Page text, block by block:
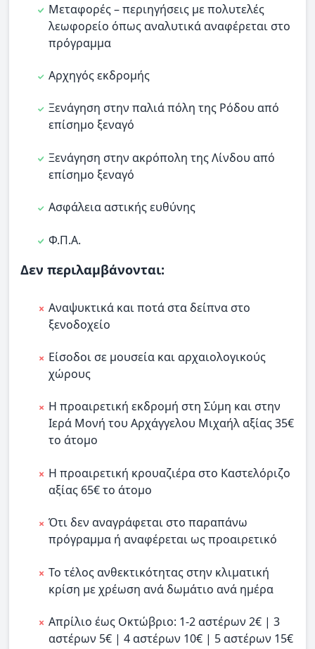
Μεταφορές – περιηγήσεις με πολυτελές
λεωφορείο όπως αναλυτικά αναφέρεται στο
πρόγραμμα
Αρχηγός εκδρομής
Ξενάγηση στην παλιά πόλη της Ρόδου από
επίσημο ξεναγό
Ξενάγηση στην ακρόπολη της Λίνδου από
επίσημο ξεναγό
Ασφάλεια αστικής ευθύνης
Φ.Π.Α.
Δεν περιλαμβάνονται:
Αναψυκτικά και ποτά στα δείπνα στο
ξενοδοχείο
Είσοδοι σε μουσεία και αρχαιολογικούς
χώρους
Η προαιρετική εκδρομή στη Σύμη και στην
Ιερά Μονή του Αρχάγγελου Μιχαήλ αξίας 35€
το άτομο
Η προαιρετική κρουαζιέρα στο Καστελόριζο
αξίας 65€ το άτομο
Ότι δεν αναγράφεται στο παραπάνω
πρόγραμμα ή αναφέρεται ως προαιρετικό
Το τέλος ανθεκτικότητας στην κλιματική
κρίση με χρέωση ανά δωμάτιο ανά ημέρα
Απρίλιο έως Οκτώβριο: 1-2 αστέρων 2€ | 3
αστέρων 5€ | 4 αστέρων 10€ | 5 αστέρων 15€